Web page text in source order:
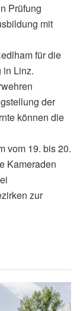
Prüfung
mit
für die
in Linz.
der
können die
vom 19. bis 20.
Kameraden
zur